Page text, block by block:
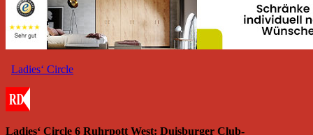
Ladies‘ Circle
Ladies‘ Circle 6 Ruhrpott West: Duisburger Club-